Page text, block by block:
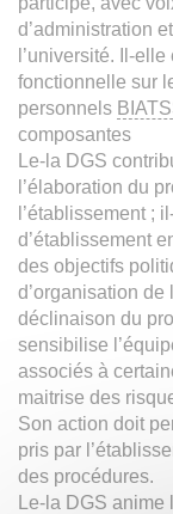
d’administration
l’université. Il-
fonctionnelle sur
personnels
composantes
Le-la DGS
l’élaboration du
l’établissement ;
d’établissement
des objectifs
d’organisation de
déclinaison du
sensibilise
associés à
maitrise des
Son action doit
pris par
des procédures.
Le-la DGS anime